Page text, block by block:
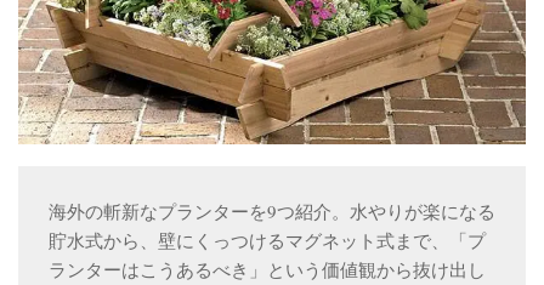
アロマとハーブ
アクアポニックス
ベジタブル
海外の斬新なプランターを9つ紹介。水やりが楽になる
貯水式から、壁にくっつけるマグネット式まで、「プ
ランターはこうあるべき」という価値観から抜け出し